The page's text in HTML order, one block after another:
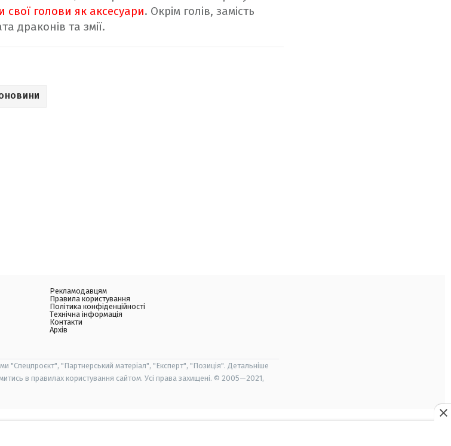
свої голови як аксесуари. Окрім голів, замість
драконів та змії.
Рекламодавцям
Правила користування
Політика конфіденційності
Технічна інформація
Контакти
Архів
"Спецпроєкт", "Партнерський матеріал", "Експерт", "Позиція". Детальніше
в правилах користування сайтом. Усі права захищені. © 2005—2021,